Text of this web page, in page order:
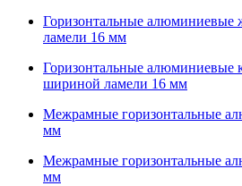
Горизонтальные
ламели 16 мм
Горизонтальные алюминиевые
шириной ламели 16 мм
Межрамные горизонтальные
мм
Межрамные горизонтальные
мм